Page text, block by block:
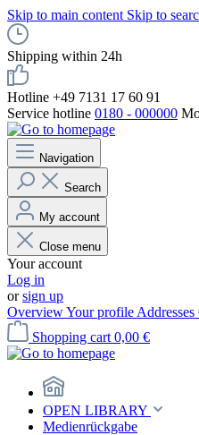
Skip to main content Skip to
Shipping within 24h
Hotline +49 7131 17 60 91
Service hotline 0180 - 000000
Navigation
Search
My account
Close menu
Your account
Log in
orsign up
OverviewYour profile Addresses
Shopping cart 0,00 €
OPEN LIBRARY
Medienrückgabe